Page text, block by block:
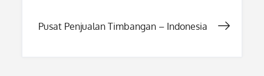
Pusat Penjualan Timbangan – Indonesia